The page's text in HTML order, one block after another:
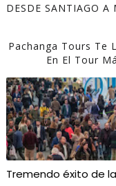
DESDE SANTIAGO A
Pachanga Tours Te
En El Tour
Tremendo éxito de